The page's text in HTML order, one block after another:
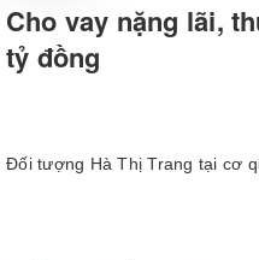
Cho vay nặng lãi,
tỷ đồng
Đối tượng Hà Thị Trang tại cơ